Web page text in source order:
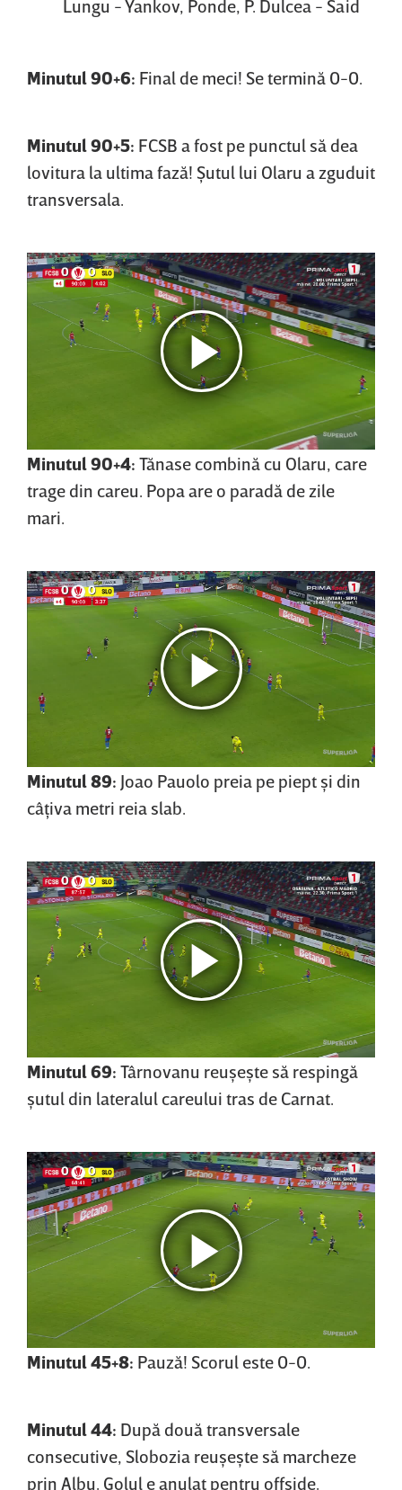
Lungu - Yankov, Ponde, P. Dulcea - Said
Minutul 90+6: Final de meci! Se termină 0-0.
Minutul 90+5: FCSB a fost pe punctul să dea
lovitura la ultima fază! Şutul lui Olaru a zguduit
transversala.
Minutul 90+4: Tănase combină cu Olaru, care
trage din careu. Popa are o paradă de zile
mari.
Minutul 89: Joao Pauolo preia pe piept şi din
câţiva metri reia slab.
Minutul 69: Târnovanu reuşeşte să respingă
şutul din lateralul careului tras de Carnat.
Minutul 45+8: Pauză! Scorul este 0-0.
Minutul 44: După două transversale
consecutive, Slobozia reuşeşte să marcheze
prin Albu. Golul e anulat pentru offside.